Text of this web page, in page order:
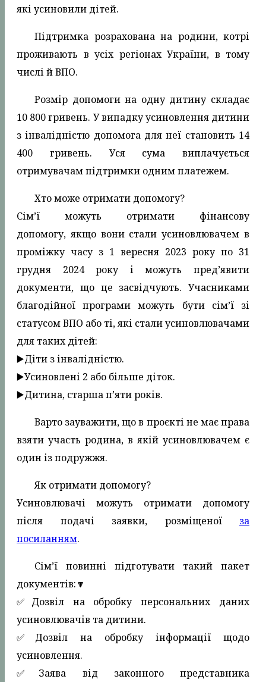
які усиновили дітей.
Підтримка розрахована на родини, котрі
проживають в усіх регіонах України, в тому
числі й ВПО.
Розмір допомоги на одну дитину складає
10 800 гривень. У випадку усиновлення дитини
з інвалідністю допомога для неї становить 14
400 гривень. Уся сума виплачується
отримувачам підтримки одним платежем.
Хто може отримати допомогу?
Сім’ї можуть отримати фінансову
допомогу, якщо вони стали усиновлювачем в
проміжку часу з 1 вересня 2023 року по 31
грудня 2024 року і можуть пред’явити
документи, що це засвідчують. Учасниками
благодійної програми можуть бути сім’ї зі
статусом ВПО або ті, які стали усиновлювачами
для таких дітей:
▶️Діти з інвалідністю.
▶️Усиновлені 2 або більше діток.
▶️Дитина, старша п’яти років.
Варто зауважити, що в проєкті не має права
взяти участь родина, в якій усиновлювачем є
один із подружжя.
Як отримати допомогу?
Усиновлювачі можуть отримати допомогу
після подачі заявки, розміщеної за
посиланням.
Сім’ї повинні підготувати такий пакет
документів:🔽
✅️Дозвіл на обробку персональних даних
усиновлювачів та дитини.
✅️Дозвіл на обробку інформації щодо
усиновлення.
✅️Заява від законного представника